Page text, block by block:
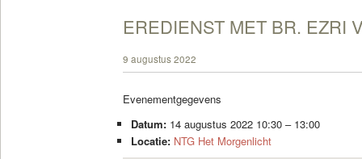
EREDIENST MET BR. EZRI
9 augustus 2022
Evenementgegevens
Datum: 14 augustus 2022 10:30– 13:00
Locatie: NTG Het Morgenlicht